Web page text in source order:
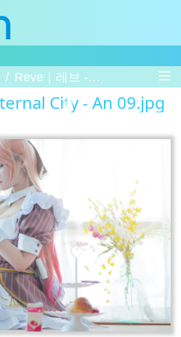
Reve｜레브 - Eternal City - An 09
City - An 09.jpg